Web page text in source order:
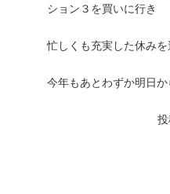
ション３を買いに行き
忙しくも充実した休みを
今年もあとわずか明日